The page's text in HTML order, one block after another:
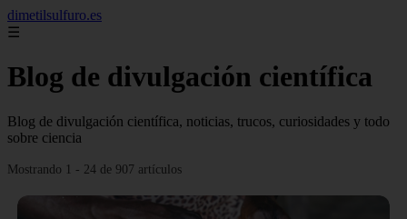
dimetilsulfuro.es
☰
Blog de divulgación científica
Blog de divulgación científica, noticias, trucos, curiosidades y todo
sobre ciencia
Mostrando 1 - 24 de 907 artículos